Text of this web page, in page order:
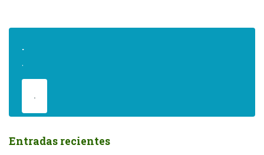
.
.
.
Entradas recientes